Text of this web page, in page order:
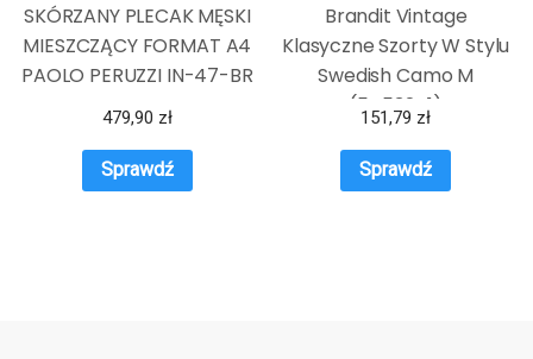
SKÓRZANY PLECAK MĘSKI
MIESZCZĄCY FORMAT A4
PAOLO PERUZZI IN-47-BR
479,90 zł
Sprawdź
Brandit Vintage
Klasyczne Szorty W Stylu
Swedish Camo M
(5453241)
151,79 zł
Sprawdź